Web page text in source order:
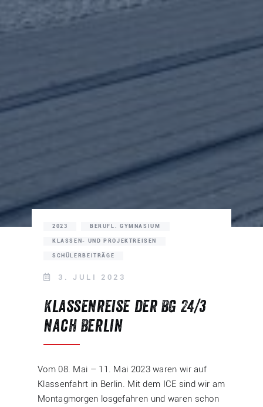
2023 BERUFL. GYMNASIUM
KLASSEN- UND PROJEKTREISEN
SCHÜLERBEITRÄGE
3. JULI 2023
Klassenreise der BG 24/3
nach Berlin
Vom 08. Mai – 11. Mai 2023 waren wir auf
Klassenfahrt in Berlin. Mit dem ICE sind wir am
Montagmorgen losgefahren und waren schon